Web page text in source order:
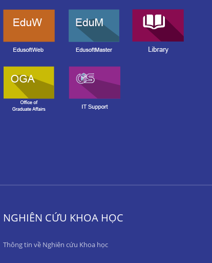
NGHIÊN CỨU KHOA HỌC
Thông tin về Nghiên cứu Khoa học